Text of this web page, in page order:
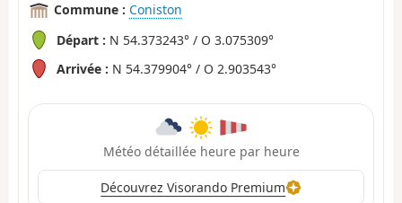
Commune : Coniston
Départ : N 54.373243° / O 3.075309°
Arrivée : N 54.379904° / O 2.903543°
Météo détaillée heure par heure
Découvrez Visorando Premium